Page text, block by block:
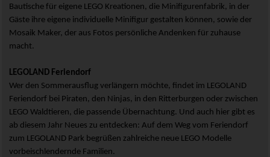
Bautische für eigene LEGO Kreationen, die Minifigurenfabrik, in der
Gäste ihre eigene individuelle Minifigur gestalten können, sowie der
Mosaik Maker, der aus Fotos persönliche Andenken für zuhause
macht.
LEGOLAND Feriendorf
Wer den Sommerausflug verlängern möchte, findet im LEGOLAND
Feriendorf bei Piraten, den Ninjas, in den Ritterburgen oder zwischen
LEGO Waldtieren, die passende Übernachtung. Und auch hier gibt es
ab diesem Jahr Neues zu entdecken: Auf dem Weg vom Feriendorf
zum LEGOLAND Park begrüßen zahlreiche neue LEGO Modelle
vorbeischlendernde Familien.